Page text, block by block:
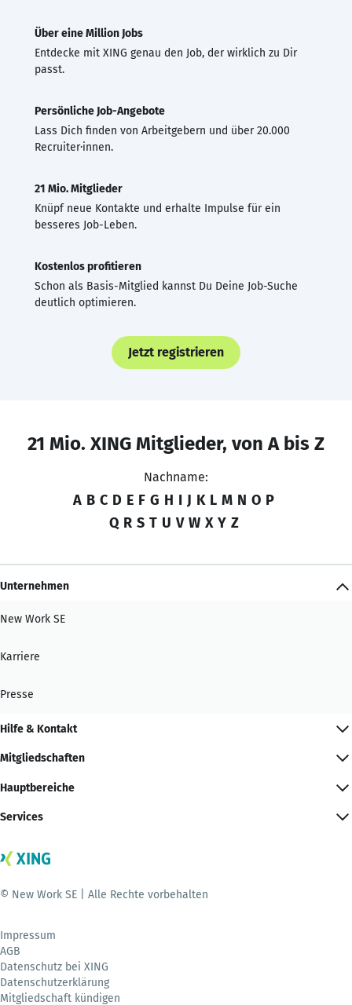
Über eine Million Jobs
Entdecke mit XING genau den Job, der wirklich zu Dir
passt.
Persönliche Job-Angebote
Lass Dich finden von Arbeitgebern und über 20.000
Recruiter·innen.
21 Mio. Mitglieder
Knüpf neue Kontakte und erhalte Impulse für ein
besseres Job-Leben.
Kostenlos profitieren
Schon als Basis-Mitglied kannst Du Deine Job-Suche
deutlich optimieren.
Jetzt registrieren
21 Mio. XING Mitglieder, von A bis Z
Nachname:
A B C D E F G H I J K L M N O P
Q R S T U V W X Y Z
Unternehmen
New Work SE
Karriere
Presse
Hilfe & Kontakt
Mitgliedschaften
Hauptbereiche
Services
© New Work SE | Alle Rechte vorbehalten
Impressum
AGB
Datenschutz bei XING
Datenschutzerklärung
Mitgliedschaft kündigen